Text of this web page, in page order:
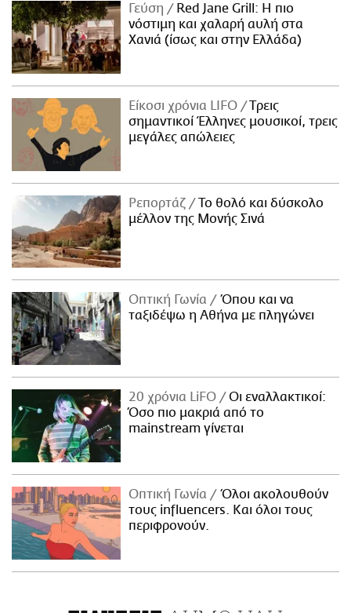
Γεύση
Red Jane Grill: Η πιο
νόστιμη και χαλαρή αυλή στα
Χανιά (ίσως και στην Ελλάδα)
Είκοσι χρόνια LIFO
Tρεις
σημαντικοί Έλληνες μουσικοί, τρεις
μεγάλες απώλειες
Ρεπορτάζ
Το θολό και δύσκολο
μέλλον της Μονής Σινά
Οπτική Γωνία
Όπου και να
ταξιδέψω η Αθήνα με πληγώνει
20 χρόνια LiFO
Οι εναλλακτικοί:
Όσο πιο μακριά από το
mainstream γίνεται
Οπτική Γωνία
Όλοι ακολουθούν
τους influencers. Και όλοι τους
περιφρονούν.